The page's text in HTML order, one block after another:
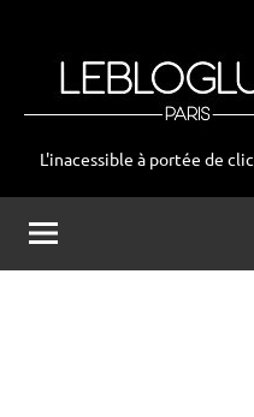
leblogluxe
L'inacessible à portée de clic